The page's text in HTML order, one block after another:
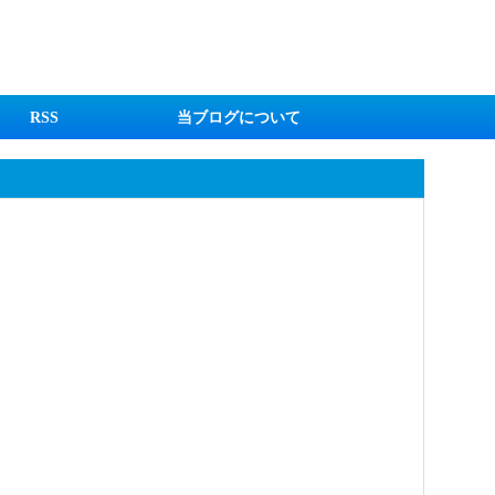
RSS 当ブログについて